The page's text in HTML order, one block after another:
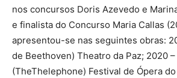
nos concursos Doris Azevedo e
e finalista do Concurso Maria Callas
apresentou-se nas seguintes obras:
de Beethoven) Theatro da Paz; 2020
(TheThelephone) Festival de Ópera